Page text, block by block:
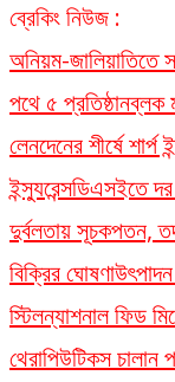
ব্রেকিং নিউজ :
অনিয়ম-
পথে ৫ প্রতিষ্ঠানব্লক
লেনদেনের শীর্ষে শার্প
ইন্স্যুরেন্সডিএসইতে দর
দুর্বলতায় সূচকপতন,
বিক্রির ঘোষণা
স্টিলন্যাশনাল ফিড
থেরাপিউটিকস চালান